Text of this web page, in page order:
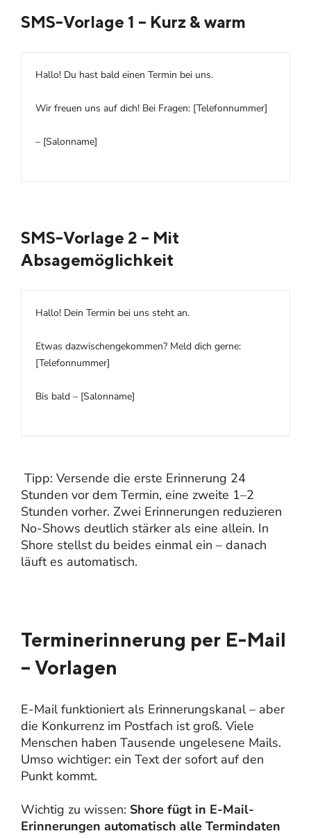
SMS-Vorlage 1 – Kurz & warm
Hallo! Du hast bald einen Termin bei uns.
Wir freuen uns auf dich! Bei Fragen: [Telefonnummer]
– [Salonname]
SMS-Vorlage 2 – Mit
Absagemöglichkeit
Hallo! Dein Termin bei uns steht an.
Etwas dazwischengekommen? Meld dich gerne:
[Telefonnummer]
Bis bald – [Salonname]
Tipp: Versende die erste Erinnerung 24
Stunden vor dem Termin, eine zweite 1–2
Stunden vorher. Zwei Erinnerungen reduzieren
No-Shows deutlich stärker als eine allein. In
Shore stellst du beides einmal ein – danach
läuft es automatisch.
Terminerinnerung per E-Mail
– Vorlagen
E-Mail funktioniert als Erinnerungskanal – aber
die Konkurrenz im Postfach ist groß. Viele
Menschen haben Tausende ungelesene Mails.
Umso wichtiger: ein Text der sofort auf den
Punkt kommt.
Wichtig zu wissen: Shore fügt in E-Mail-
Erinnerungen automatisch alle Termindaten